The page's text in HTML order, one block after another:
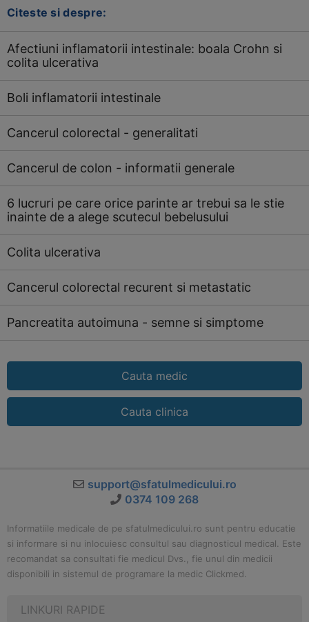
Citeste si despre:
Afectiuni inflamatorii intestinale: boala Crohn si
colita ulcerativa
Boli inflamatorii intestinale
Cancerul colorectal - generalitati
Cancerul de colon - informatii generale
6 lucruri pe care orice parinte ar trebui sa le stie
inainte de a alege scutecul bebelusului
Colita ulcerativa
Cancerul colorectal recurent si metastatic
Pancreatita autoimuna - semne si simptome
Cauta medic
Cauta clinica
support@sfatulmedicului.ro
0374 109 268
Informatiile medicale de pe sfatulmedicului.ro sunt pentru educatie
si informare si nu inlocuiesc consultul sau diagnosticul medical. Este
recomandat sa consultati fie medicul Dvs., fie unul din medicii
disponibili in sistemul de programare la medic Clickmed.
LINKURI RAPIDE